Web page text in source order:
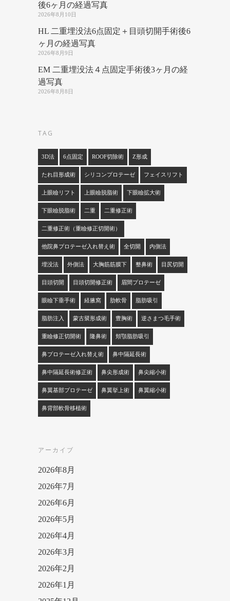
後6ヶ月の経過写真
2026年8月10日
HL 二重埋没法6点固定＋目頭切開手術後6
ヶ月の経過写真
2026年8月9日
EM 二重埋没法４点固定手術後3ヶ月の経
過写真
2026年8月8日
TAG
3D法 6点固定 ROOF切除術 Z形成
たれ目形成術 シリコンプロテーゼ フェイスリフト
上眼瞼リフト 上眼瞼脱脂術 下眼瞼拡大術
下眼瞼脱脂術 二重 二重修正術
二重修正術（重瞼修正切開術）
他院鼻プロテーゼ入れ替え術 全切開 内側法
埋没法 外側法 大胸筋筋膜下 整鼻術 目尻切開
目頭切開 目頭切開修正術 眉間プロテーゼ
眼瞼下垂手術 経腋窩 肋軟骨 脂肪吸引
脂肪注入 蒙古襞形成術 豊胸術 逆さまつ毛手術
重瞼修正切開術 隆鼻術 頬顎脂肪吸引
鼻プロテーゼ入れ替え術 鼻中隔延長術
鼻中隔延長術修正術 鼻尖形成術 鼻尖縮小術
鼻翼基部プロテーゼ 鼻翼挙上術 鼻翼縮小術
鼻背部軟骨移植術
アーカイブ
2026年8月
2026年7月
2026年6月
2026年5月
2026年4月
2026年3月
2026年2月
2026年1月